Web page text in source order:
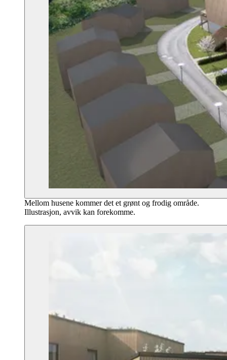
Mellom husene kommer det et grønt og frodig område.
Illustrasjon, avvik kan forekomme.